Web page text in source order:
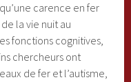
carence en fer
la vie nuit au
fonctions cognitives,
chercheurs ont
de fer et l’autisme,